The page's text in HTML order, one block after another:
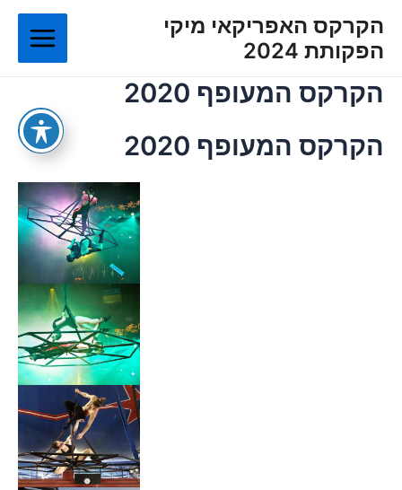
לתוכןהקרקס האפריקאי מיקי
הפקותת 2024
Main
Menu
הקרקס המעופף 2020
הקרקס המעופף 2020